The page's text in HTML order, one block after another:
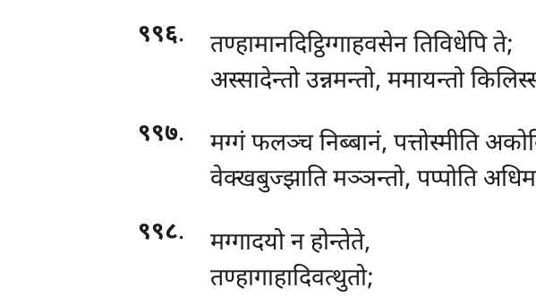
९९६.
तण्हामानदिट्ठिग्गाहवसेन तिविधेपि ते;
अस्सादेन्तो उन्नमन्तो, ममायन्तो
९९७.
मग्गं फलञ्च निब्बानं, पत्तोस्मीति
वेक्खबुज्झाति मञ्ञन्तो, पप्पोति
९९८.
मग्गादयो न होन्तेते,
तण्हागाहादिवत्थुतो;